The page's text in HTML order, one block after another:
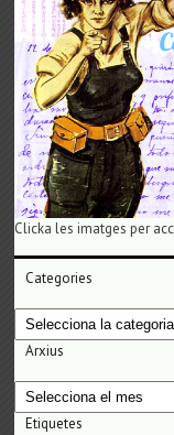
Clicka les imatges per
Categories
Categories
Arxius
Arxius
Etiquetes